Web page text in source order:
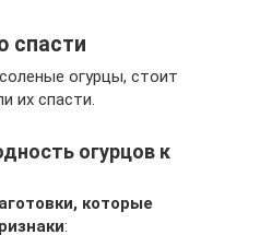
спасти
огурцы, стоит
их спасти.
огурцов к
которые
: